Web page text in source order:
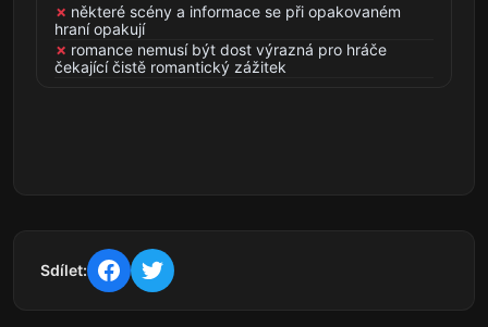
některé scény a informace se při opakovaném
hraní opakují
romance nemusí být dost výrazná pro hráče
čekající čistě romantický zážitek
Sdílet: